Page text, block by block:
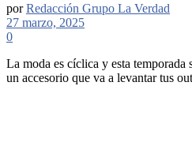
por Redacción Grupo La Verdad
27 marzo, 2025
0
La moda es cíclica y esta temporada
un accesorio que va a levantar tus